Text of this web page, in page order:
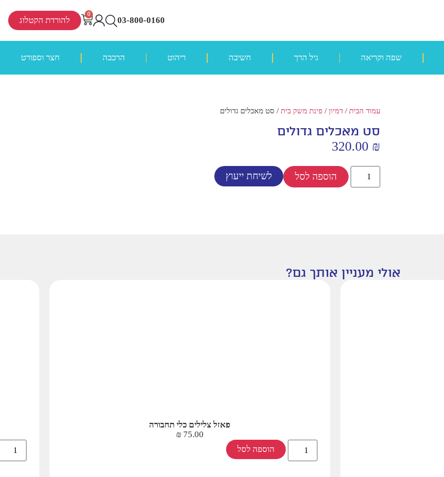
03-800-0160
0
להורדת הקטלוג
שפה וקריאה גיל הרך חשיבה ריהוט הרכבה חצר וספורט
עמוד הבית /דמיון / פינת משק בית / סט מאכלים גדולים
סט מאכלים גדולים
320.00 ₪
הוספה לסל לשיחת ייעוץ
אולי מעניין אותך גם?
פאזל צלילים כלי תחבורה
75.00
₪
הוספה לסל